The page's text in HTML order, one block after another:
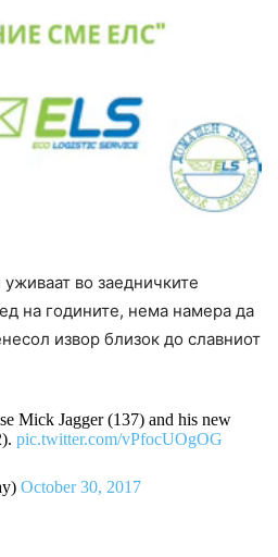
во заедничките
на годините, нема намера да
извор близок до славниот
Mick Jagger (137) and his new
pic.twitter.com/vPfocUOgOG
October 30, 2017